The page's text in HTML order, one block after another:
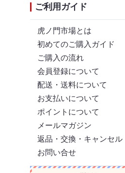
ご利用ガイド
虎ノ門市場とは
初めてのご購入ガイド
ご購入の流れ
会員登録について
配送・送料について
お支払いについて
ポイントについて
メールマガジン
返品・交換・キャンセル
お問い合せ